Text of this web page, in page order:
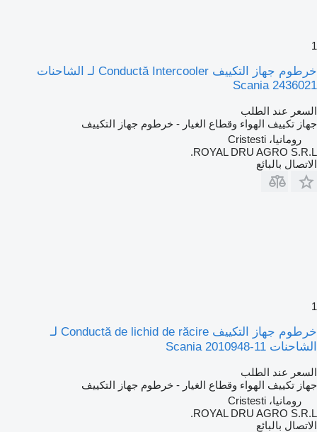
1
خرطوم جهاز التكييف Conductă Intercooler لـ الشاحنات
Scania 2436021
السعر عند الطلب
جهاز تكييف الهواء وقطاع الغيار - خرطوم جهاز التكييف
رومانيا، Cristesti
ROYAL DRU AGRO S.R.L.
الاتصال بالبائع
1
خرطوم جهاز التكييف Conductă de lichid de răcire لـ
الشاحنات Scania 2010948-11
السعر عند الطلب
جهاز تكييف الهواء وقطاع الغيار - خرطوم جهاز التكييف
رومانيا، Cristesti
ROYAL DRU AGRO S.R.L.
الاتصال بالبائع